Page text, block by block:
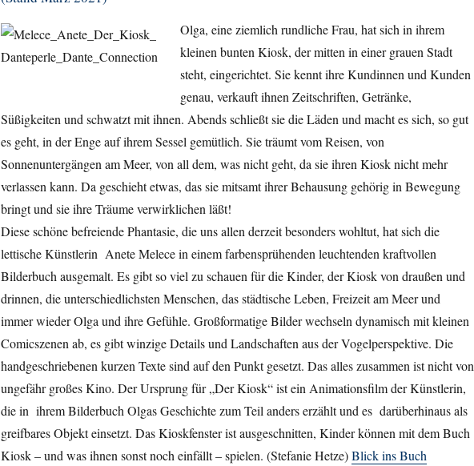
Olga, eine ziemlich rundliche Frau, hat sich in ihrem
kleinen bunten Kiosk, der mitten in einer grauen Stadt
steht, eingerichtet. Sie kennt ihre Kundinnen und Kunden
genau, verkauft ihnen Zeitschriften, Getränke,
Süßigkeiten und schwatzt mit ihnen. Abends schließt sie die Läden und macht es sich, so gut
es geht, in der Enge auf ihrem Sessel gemütlich. Sie träumt vom Reisen, von
Sonnenuntergängen am Meer, von all dem, was nicht geht, da sie ihren Kiosk nicht mehr
verlassen kann. Da geschieht etwas, das sie mitsamt ihrer Behausung gehörig in Bewegung
bringt und sie ihre Träume verwirklichen läßt!
Diese schöne befreiende Phantasie, die uns allen derzeit besonders wohltut, hat sich die
lettische Künstlerin Anete Melece in einem farbensprühenden leuchtenden kraftvollen
Bilderbuch ausgemalt. Es gibt so viel zu schauen für die Kinder, der Kiosk von draußen und
drinnen, die unterschiedlichsten Menschen, das städtische Leben, Freizeit am Meer und
immer wieder Olga und ihre Gefühle. Großformatige Bilder wechseln dynamisch mit kleinen
Comicszenen ab, es gibt winzige Details und Landschaften aus der Vogelperspektive. Die
handgeschriebenen kurzen Texte sind auf den Punkt gesetzt. Das alles zusammen ist nicht von
ungefähr großes Kino. Der Ursprung für „Der Kiosk“ ist ein Animationsfilm der Künstlerin,
die in ihrem Bilderbuch Olgas Geschichte zum Teil anders erzählt und es darüberhinaus als
greifbares Objekt einsetzt. Das Kioskfenster ist ausgeschnitten, Kinder können mit dem Buch
Kiosk – und was ihnen sonst noch einfällt – spielen. (Stefanie Hetze)Blick ins Buch